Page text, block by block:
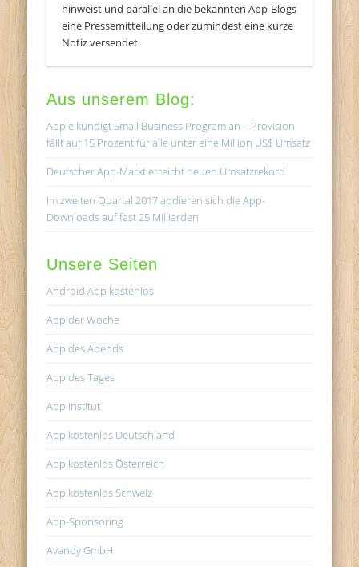
hinweist und parallel an die bekannten App-Blogs
eine Pressemitteilung oder zumindest eine kurze
Notiz versendet.
Aus unserem Blog:
Apple kündigt Small Business Program an – Provision
fällt auf 15 Prozent für alle unter eine Million US$ Umsatz
Deutscher App-Markt erreicht neuen Umsatzrekord
Im zweiten Quartal 2017 addieren sich die App-
Downloads auf fast 25 Milliarden
Unsere Seiten
Android App kostenlos
App der Woche
App des Abends
App des Tages
App Institut
App kostenlos Deutschland
App kostenlos Österreich
App kostenlos Schweiz
App-Sponsoring
Avandy GmbH